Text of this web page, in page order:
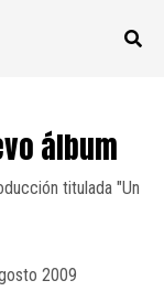
álbum
titulada "Un
2009